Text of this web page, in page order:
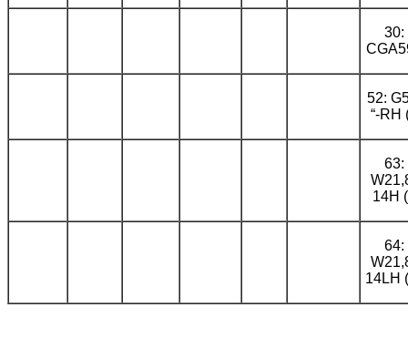
30:
52:
“-RH
63:
14H
64:
14LH